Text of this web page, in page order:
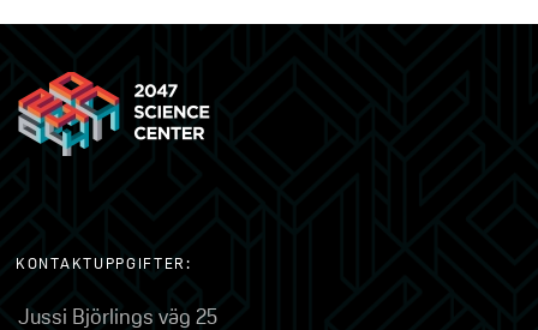
KONTAKTUPPGIFTER:
Jussi Björlings väg 25